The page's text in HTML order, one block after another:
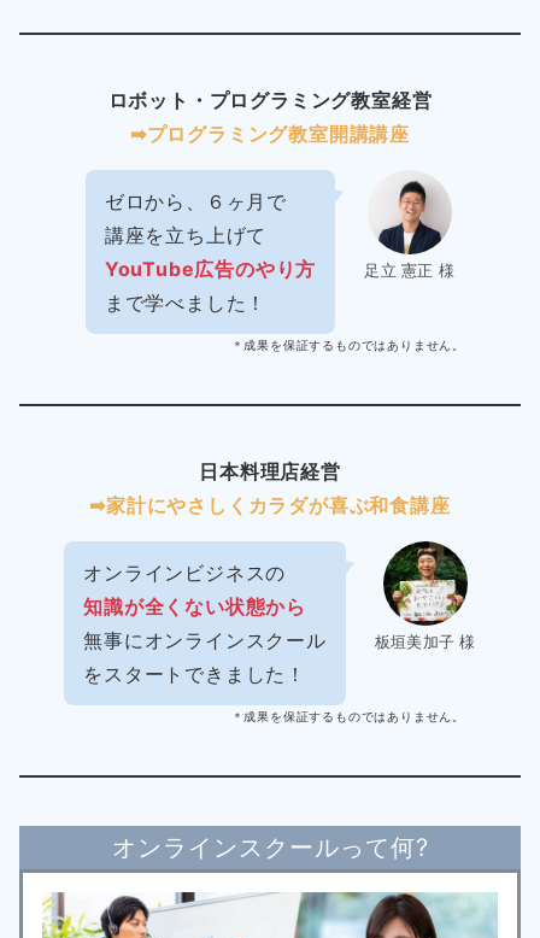
ロボット・プログラミング教室経営
➡︎プログラミング教室開講講座
足立 憲正 様
ゼロから、６ヶ月で
講座を立ち上げて
YouTube広告のやり方
まで学べました！
＊成果を保証するものではありません。
日本料理店経営
➡︎家計にやさしくカラダが喜ぶ和食講座
板垣美加子 様
オンラインビジネスの
知識が全くない状態から
無事にオンラインスクール
をスタートできました！
＊成果を保証するものではありません。
オンラインスクールって何?